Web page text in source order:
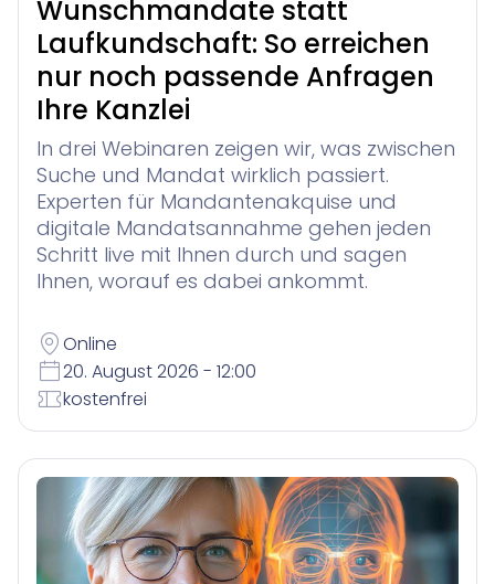
Wunschmandate statt
Laufkundschaft: So erreichen
nur noch passende Anfragen
Ihre Kanzlei
In drei Webinaren zeigen wir, was zwischen
Suche und Mandat wirklich passiert.
Experten für Mandantenakquise und
digitale Mandatsannahme gehen jeden
Schritt live mit Ihnen durch und sagen
Ihnen, worauf es dabei ankommt.
Online
20. August 2026 - 12:00
kostenfrei